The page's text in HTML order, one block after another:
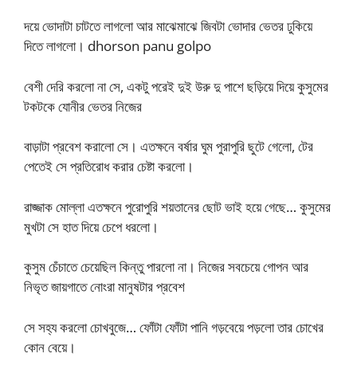
দয়ে ভোদাটা চাটতে লাগলো আর মাঝেমাঝে জিবটা ভোদার ভেতর ঢুকিয়ে
দিতে লাগলো। dhorson panu golpo
বেশী দেরি করলো না সে, একটু পরেই দুই উরু দু পাশে ছড়িয়ে দিয়ে কুসুমের
টকটকে যোনীর ভেতর নিজের
বাড়াটা প্রবেশ করালো সে। এতক্ষনে বর্ষার ঘুম পুরাপুরি ছুটে গেলো, টের
পেতেই সে প্রতিরোধ করার চেষ্টা করলো।
রাজ্জাক মোল্লা এতক্ষনে পুরোপুরি শয়তানের ছোট ভাই হয়ে গেছে… কুসুমের
মুখটা সে হাত দিয়ে চেপে ধরলো।
কুসুম চেঁচাতে চেয়েছিল কিন্তু পারলো না। নিজের সবচেয়ে গোপন আর
নিভৃত জায়গাতে নোংরা মানুষটার প্রবেশ
সে সহ্য করলো চোখবুজে… ফোঁটা ফোঁটা পানি গড়বেয়ে পড়লো তার চোখের
কোন বেয়ে।